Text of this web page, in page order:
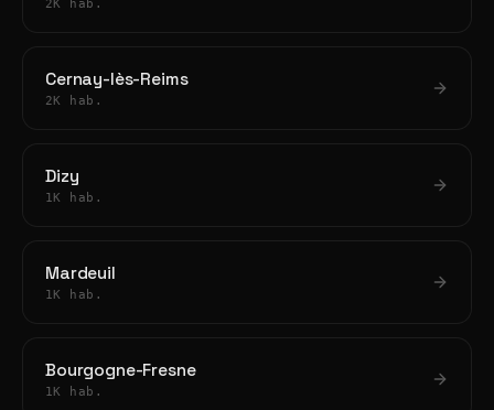
2K hab.
Cernay-lès-Reims
2K hab.
Dizy
1K hab.
Mardeuil
1K hab.
Bourgogne-Fresne
1K hab.